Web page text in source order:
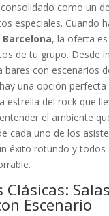
como un
especiales. Cuando
, la oferta
de tu grupo. Desde
bares con escenarios
una opción
estrella del rock que
el ambiente
cada uno de los
éxito rotundo y todos
Clásicas:
Escenario